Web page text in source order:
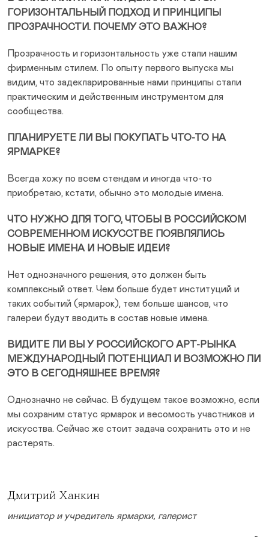
ГОРИЗОНТАЛЬНЫЙ ПОДХОД И ПРИНЦИПЫ
ПРОЗРАЧНОСТИ. ПОЧЕМУ ЭТО ВАЖНО?
Прозрачность и горизонтальность уже стали нашим
фирменным стилем. По опыту первого выпуска мы
видим, что задекларированные нами принципы стали
практическим и действенным инструментом для
сообщества.
ПЛАНИРУЕТЕ ЛИ ВЫ ПОКУПАТЬ ЧТО-ТО НА
ЯРМАРКЕ?
Всегда хожу по всем стендам и иногда что-то
приобретаю, кстати, обычно это молодые имена.
ЧТО НУЖНО ДЛЯ ТОГО, ЧТОБЫ В РОССИЙСКОМ
СОВРЕМЕННОМ ИСКУССТВЕ ПОЯВЛЯЛИСЬ
НОВЫЕ ИМЕНА И НОВЫЕ ИДЕИ?
Нет однозначного решения, это должен быть
комплексный ответ. Чем больше будет институций и
таких событий (ярмарок), тем больше шансов, что
галереи будут вводить в состав новые имена.
ВИДИТЕ ЛИ ВЫ У РОССИЙСКОГО АРТ-РЫНКА
МЕЖДУНАРОДНЫЙ ПОТЕНЦИАЛ И ВОЗМОЖНО ЛИ
ЭТО В СЕГОДНЯШНЕЕ ВРЕМЯ?
Однозначно не сейчас. В будущем такое возможно, если
мы сохраним статус ярмарок и весомость участников и
искусства. Сейчас же стоит задача сохранить это и не
растерять.
Дмитрий Ханкин
инициатор и учредитель ярмарки, галерист